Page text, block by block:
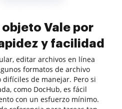
Vale por
y facilidad
editar archivos en línea
formatos de archivo
de manejar. Pero si
como DocHub, es fácil
con un esfuerzo mínimo.